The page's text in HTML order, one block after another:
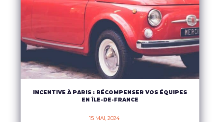
INCENTIVE À PARIS : RÉCOMPENSER VOS ÉQUIPES
EN ÎLE-DE-FRANCE
15 MAI, 2024